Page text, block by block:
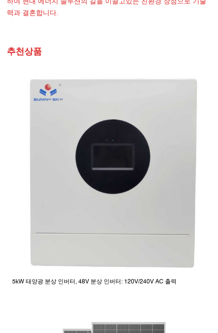
하여 현대 에너지 솔루션의 길을 이끌고있는 친환경 장점으로 기술
력과 결혼합니다.
추천상품
5kW 태양광 분상 인버터, 48V 분상 인버터: 120V/240V AC 출력